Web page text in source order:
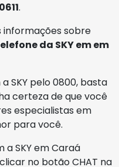
.
informações sobre
da SKY em em
SKY pelo 0800, basta
certeza de que você
especialistas em
para você.
SKY em Caraá
no botão CHAT na